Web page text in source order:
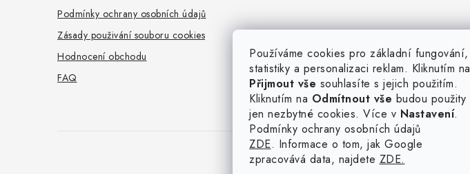
Používáme cookies pro základní fungování,
statistiky a personalizaci reklam. Kliknutím na
Přijmout vše souhlasíte s jejich použitím.
Kliknutím na Odmítnout vše budou použity
jen nezbytné cookies. Více v Nastavení.
Podmínky ochrany osobních údajů
ZDE. Informace o tom, jak Google
zpracovává data, najdete ZDE.
Podmínky ochrany osobních údajů
Zásady použivání souboru cookies
Hodnocení obchodu
FAQ
Copyright 2026hladovypes.com